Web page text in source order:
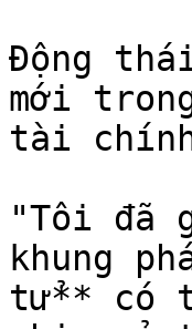
Động
mới
tài
"Tôi đã
khung
tử** có